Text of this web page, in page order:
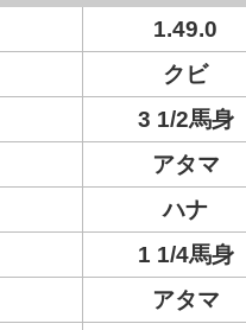
1.49.0
クビ
3 1/2馬身
アタマ
ハナ
1 1/4馬身
アタマ